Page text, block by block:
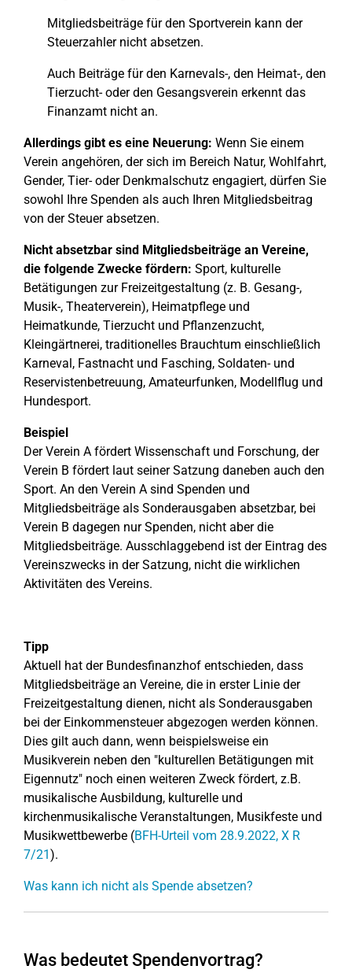
Mitgliedsbeiträge für den Sportverein kann der
Steuerzahler nicht absetzen.
Auch Beiträge für den Karnevals-, den Heimat-, den
Tierzucht- oder den Gesangsverein erkennt das
Finanzamt nicht an.
Allerdings gibt es eine Neuerung: Wenn Sie einem
Verein angehören, der sich im Bereich Natur, Wohlfahrt,
Gender, Tier- oder Denkmalschutz engagiert, dürfen Sie
sowohl Ihre Spenden als auch Ihren Mitgliedsbeitrag
von der Steuer absetzen.
Nicht absetzbar sind Mitgliedsbeiträge an Vereine,
die folgende Zwecke fördern: Sport, kulturelle
Betätigungen zur Freizeitgestaltung (z. B. Gesang-,
Musik-, Theaterverein), Heimatpflege und
Heimatkunde, Tierzucht und Pflanzenzucht,
Kleingärtnerei, traditionelles Brauchtum einschließlich
Karneval, Fastnacht und Fasching, Soldaten- und
Reservistenbetreuung, Amateurfunken, Modellflug und
Hundesport.
Beispiel
Der Verein A fördert Wissenschaft und Forschung, der
Verein B fördert laut seiner Satzung daneben auch den
Sport. An den Verein A sind Spenden und
Mitgliedsbeiträge als Sonderausgaben absetzbar, bei
Verein B dagegen nur Spenden, nicht aber die
Mitgliedsbeiträge. Ausschlaggebend ist der Eintrag des
Vereinszwecks in der Satzung, nicht die wirklichen
Aktivitäten des Vereins.
Tipp
Aktuell hat der Bundesfinanzhof entschieden, dass
Mitgliedsbeiträge an Vereine, die in erster Linie der
Freizeitgestaltung dienen, nicht als Sonderausgaben
bei der Einkommensteuer abgezogen werden können.
Dies gilt auch dann, wenn beispielsweise ein
Musikverein neben den "kulturellen Betätigungen mit
Eigennutz" noch einen weiteren Zweck fördert, z.B.
musikalische Ausbildung, kulturelle und
kirchenmusikalische Veranstaltungen, Musikfeste und
Musikwettbewerbe (BFH-Urteil vom 28.9.2022, X R
7/21).
Was kann ich nicht als Spende absetzen?
Was bedeutet Spendenvortrag?